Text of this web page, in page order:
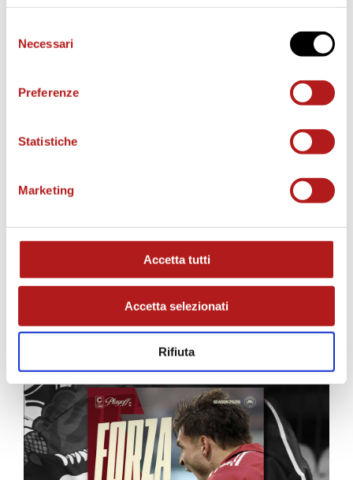
delNecessari
Preferenze
Statistiche
Marketing
Accetta tutti
Accetta selezionati
Rifiuta
MATCH PROGRAM